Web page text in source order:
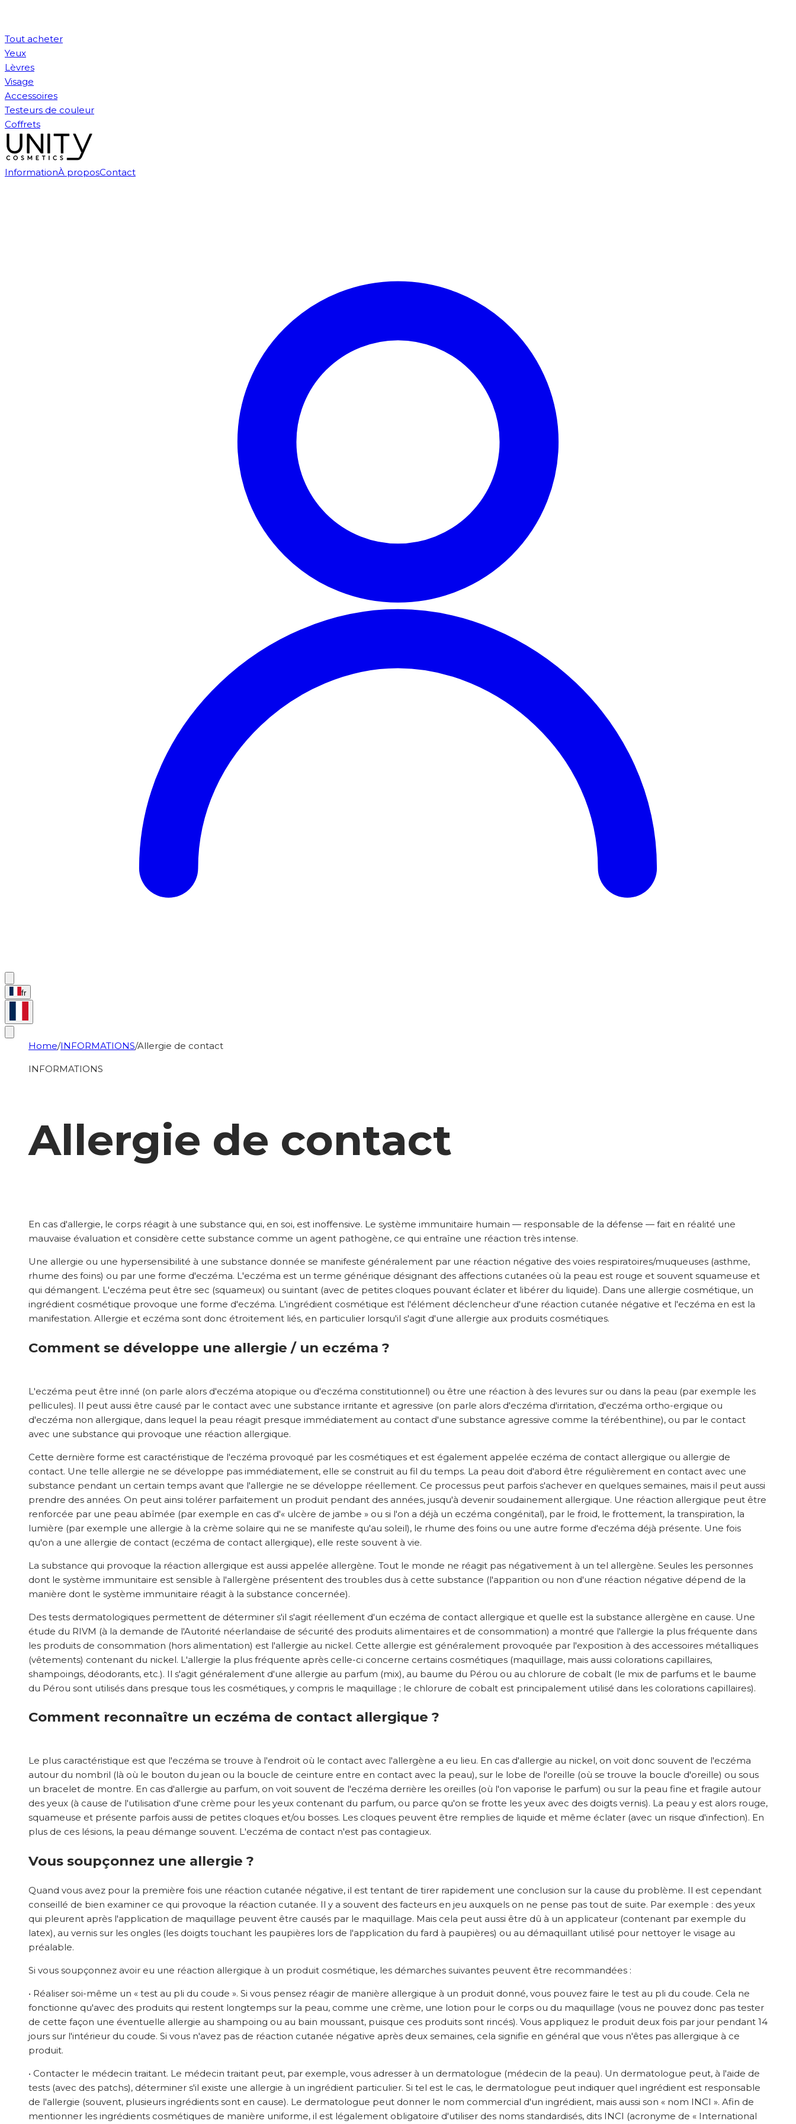
Tout acheter
Yeux
Lèvres
Visage
Accessoires
Testeurs de couleur
Coffrets
InformationÀ proposContact
fr
Home/INFORMATIONS/Allergie de contact
INFORMATIONS
Allergie de contact
En cas d'allergie, le corps réagit à une substance qui, en soi, est inoffensive. Le système immunitaire humain — responsable de la défense — fait en réalité une
mauvaise évaluation et considère cette substance comme un agent pathogène, ce qui entraîne une réaction très intense.
Une allergie ou une hypersensibilité à une substance donnée se manifeste généralement par une réaction négative des voies respiratoires/muqueuses (asthme,
rhume des foins) ou par une forme d'eczéma. L'eczéma est un terme générique désignant des affections cutanées où la peau est rouge et souvent squameuse et
qui démangent. L'eczéma peut être sec (squameux) ou suintant (avec de petites cloques pouvant éclater et libérer du liquide). Dans une allergie cosmétique, un
ingrédient cosmétique provoque une forme d'eczéma. L'ingrédient cosmétique est l'élément déclencheur d'une réaction cutanée négative et l'eczéma en est la
manifestation. Allergie et eczéma sont donc étroitement liés, en particulier lorsqu'il s'agit d'une allergie aux produits cosmétiques.
Comment se développe une allergie / un eczéma ?
L'eczéma peut être inné (on parle alors d'eczéma atopique ou d'eczéma constitutionnel) ou être une réaction à des levures sur ou dans la peau (par exemple les
pellicules). Il peut aussi être causé par le contact avec une substance irritante et agressive (on parle alors d'eczéma d'irritation, d'eczéma ortho-ergique ou
d'eczéma non allergique, dans lequel la peau réagit presque immédiatement au contact d'une substance agressive comme la térébenthine), ou par le contact
avec une substance qui provoque une réaction allergique.
Cette dernière forme est caractéristique de l'eczéma provoqué par les cosmétiques et est également appelée eczéma de contact allergique ou allergie de
contact. Une telle allergie ne se développe pas immédiatement, elle se construit au fil du temps. La peau doit d'abord être régulièrement en contact avec une
substance pendant un certain temps avant que l'allergie ne se développe réellement. Ce processus peut parfois s'achever en quelques semaines, mais il peut aussi
prendre des années. On peut ainsi tolérer parfaitement un produit pendant des années, jusqu'à devenir soudainement allergique. Une réaction allergique peut être
renforcée par une peau abîmée (par exemple en cas d'« ulcère de jambe » ou si l'on a déjà un eczéma congénital), par le froid, le frottement, la transpiration, la
lumière (par exemple une allergie à la crème solaire qui ne se manifeste qu'au soleil), le rhume des foins ou une autre forme d'eczéma déjà présente. Une fois
qu'on a une allergie de contact (eczéma de contact allergique), elle reste souvent à vie.
La substance qui provoque la réaction allergique est aussi appelée allergène. Tout le monde ne réagit pas négativement à un tel allergène. Seules les personnes
dont le système immunitaire est sensible à l'allergène présentent des troubles dus à cette substance (l'apparition ou non d'une réaction négative dépend de la
manière dont le système immunitaire réagit à la substance concernée).
Des tests dermatologiques permettent de déterminer s'il s'agit réellement d'un eczéma de contact allergique et quelle est la substance allergène en cause. Une
étude du RIVM (à la demande de l'Autorité néerlandaise de sécurité des produits alimentaires et de consommation) a montré que l'allergie la plus fréquente dans
les produits de consommation (hors alimentation) est l'allergie au nickel. Cette allergie est généralement provoquée par l'exposition à des accessoires métalliques
(vêtements) contenant du nickel. L'allergie la plus fréquente après celle-ci concerne certains cosmétiques (maquillage, mais aussi colorations capillaires,
shampoings, déodorants, etc.). Il s'agit généralement d'une allergie au parfum (mix), au baume du Pérou ou au chlorure de cobalt (le mix de parfums et le baume
du Pérou sont utilisés dans presque tous les cosmétiques, y compris le maquillage ; le chlorure de cobalt est principalement utilisé dans les colorations capillaires).
Comment reconnaître un eczéma de contact allergique ?
Le plus caractéristique est que l'eczéma se trouve à l'endroit où le contact avec l'allergène a eu lieu. En cas d'allergie au nickel, on voit donc souvent de l'eczéma
autour du nombril (là où le bouton du jean ou la boucle de ceinture entre en contact avec la peau), sur le lobe de l'oreille (où se trouve la boucle d'oreille) ou sous
un bracelet de montre. En cas d'allergie au parfum, on voit souvent de l'eczéma derrière les oreilles (où l'on vaporise le parfum) ou sur la peau fine et fragile autour
des yeux (à cause de l'utilisation d'une crème pour les yeux contenant du parfum, ou parce qu'on se frotte les yeux avec des doigts vernis). La peau y est alors rouge,
squameuse et présente parfois aussi de petites cloques et/ou bosses. Les cloques peuvent être remplies de liquide et même éclater (avec un risque d'infection). En
plus de ces lésions, la peau démange souvent. L'eczéma de contact n'est pas contagieux.
Vous soupçonnez une allergie ?
Quand vous avez pour la première fois une réaction cutanée négative, il est tentant de tirer rapidement une conclusion sur la cause du problème. Il est cependant
conseillé de bien examiner ce qui provoque la réaction cutanée. Il y a souvent des facteurs en jeu auxquels on ne pense pas tout de suite. Par exemple : des yeux
qui pleurent après l'application de maquillage peuvent être causés par le maquillage. Mais cela peut aussi être dû à un applicateur (contenant par exemple du
latex), au vernis sur les ongles (les doigts touchant les paupières lors de l'application du fard à paupières) ou au démaquillant utilisé pour nettoyer le visage au
préalable.
Si vous soupçonnez avoir eu une réaction allergique à un produit cosmétique, les démarches suivantes peuvent être recommandées :
• Réaliser soi-même un « test au pli du coude ». Si vous pensez réagir de manière allergique à un produit donné, vous pouvez faire le test au pli du coude. Cela ne
fonctionne qu'avec des produits qui restent longtemps sur la peau, comme une crème, une lotion pour le corps ou du maquillage (vous ne pouvez donc pas tester
de cette façon une éventuelle allergie au shampoing ou au bain moussant, puisque ces produits sont rincés). Vous appliquez le produit deux fois par jour pendant 14
jours sur l'intérieur du coude. Si vous n'avez pas de réaction cutanée négative après deux semaines, cela signifie en général que vous n'êtes pas allergique à ce
produit.
• Contacter le médecin traitant. Le médecin traitant peut, par exemple, vous adresser à un dermatologue (médecin de la peau). Un dermatologue peut, à l'aide de
tests (avec des patchs), déterminer s'il existe une allergie à un ingrédient particulier. Si tel est le cas, le dermatologue peut indiquer quel ingrédient est responsable
de l'allergie (souvent, plusieurs ingrédients sont en cause). Le dermatologue peut donner le nom commercial d'un ingrédient, mais aussi son « nom INCI ». Afin de
mentionner les ingrédients cosmétiques de manière uniforme, il est légalement obligatoire d'utiliser des noms standardisés, dits INCI (acronyme de « International